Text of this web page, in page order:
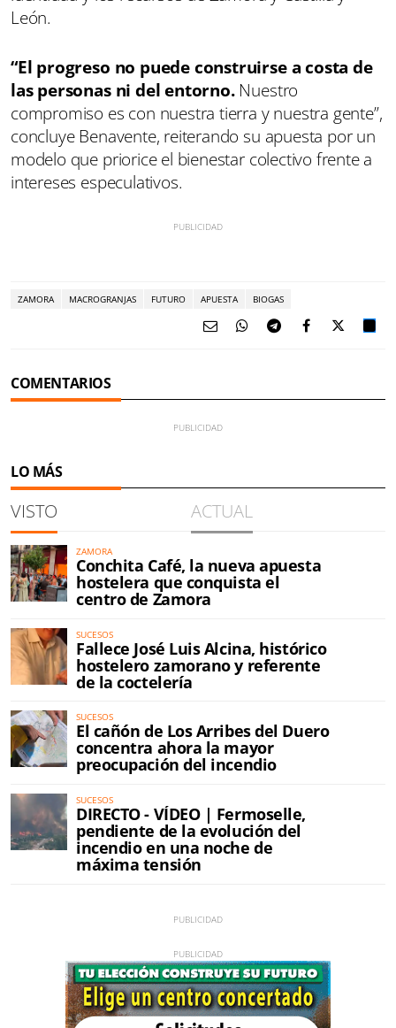
León.
“El progreso no puede construirse a costa de
las personas ni del entorno.Nuestro
compromiso es con nuestra tierra y nuestra gente”,
concluye Benavente, reiterando su apuesta por un
modelo que priorice el bienestar colectivo frente a
intereses especulativos.
ZAMORA MACROGRANJAS FUTURO APUESTA BIOGAS
COMENTARIOS
LO MÁS
VISTO ACTUAL
ZAMORA
Conchita Café, la nueva apuesta
hostelera que conquista el
centro de Zamora
SUCESOS
Fallece José Luis Alcina, histórico
hostelero zamorano y referente
de la coctelería
SUCESOS
El cañón de Los Arribes del Duero
concentra ahora la mayor
preocupación del incendio
SUCESOS
DIRECTO - VÍDEO | Fermoselle,
pendiente de la evolución del
incendio en una noche de
máxima tensión